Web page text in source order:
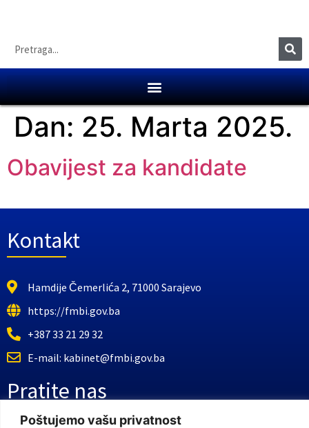
Poštujemo vašu privatnost
Dan: 25. Marta 2025.
Obavijest za kandidate
Kontakt
Hamdije Čemerlića 2, 71000 Sarajevo
https://fmbi.gov.ba
+387 33 21 29 32
E-mail: kabinet@fmbi.gov.ba
Pratite nas